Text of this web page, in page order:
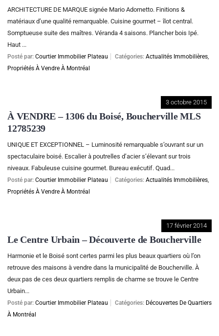
ARCHITECTURE DE MARQUE signée Mario Adornetto. Finitions &
matériaux d’une qualité remarquable. Cuisine gourmet – îlot central.
Somptueuse suite des maîtres. Véranda 4 saisons. Plancher bois Ipé.
Haut ...
Posté par: Courtier Immobilier Plateau Catégories: Actualités Immobilières,
Propriétés À Vendre À Montréal
3 octobre 2015
À VENDRE – 1306 du Boisé, Boucherville MLS
12785239
UNIQUE ET EXCEPTIONNEL – Luminosité remarquable s’ouvrant sur un
spectaculaire boisé. Escalier à poutrelles d’acier s’élevant sur trois
niveaux. Fabuleuse cuisine gourmet. Bureau exécutif. Quad...
Posté par: Courtier Immobilier Plateau Catégories: Actualités Immobilières,
Propriétés À Vendre À Montréal
17 février 2014
Le Centre Urbain – Découverte de Boucherville
Harmonie et le Boisé sont certes parmi les plus beaux quartiers où l’on
retrouve des maisons à vendre dans la municipalité de Boucherville. À
deux pas de ces deux quartiers remplis de charme se trouve le Centre
Urbain...
Posté par: Courtier Immobilier Plateau Catégories: Découvertes De Quartiers
À Montréal